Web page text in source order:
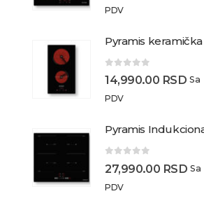
PDV
14,990.00 RSD Sa
PDV
27,990.00 RSD Sa
PDV